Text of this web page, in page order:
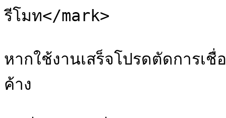
รีโมท</mark>
หากใช้งานเสร็จโปรดตัดการ
ค้าง